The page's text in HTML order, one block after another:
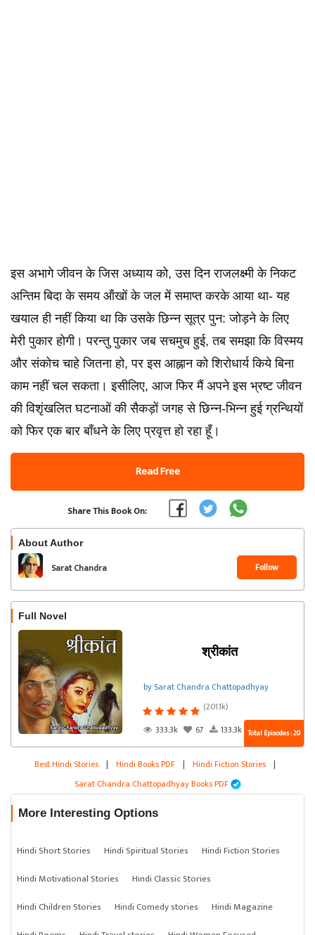
इस अभागे जीवन के जिस अध्याय को, उस दिन राजलक्ष्मी के निकट
अन्तिम बिदा के समय ऑंखों के जल में समाप्त करके आया था- यह
खयाल ही नहीं किया था कि उसके छिन्न सूत्र पुन: जोड़ने के लिए
मेरी पुकार होगी। परन्तु पुकार जब सचमुच हुई, तब समझा कि विस्मय
और संकोच चाहे जितना हो, पर इस आह्नान को शिरोधार्य किये बिना
काम नहीं चल सकता। इसीलिए, आज फिर मैं अपने इस भ्रष्ट जीवन
की विशृंखलित घटनाओं की सैकड़ों जगह से छिन्न-भिन्न हुई ग्रन्थियों
को फिर एक बार बाँधने के लिए प्रवृत्त हो रहा हूँ।
Read Free
Share This Book On:
About Author
Sarat Chandra
Chattopadhyay
Follow
Full Novel
श्रीकांत
by Sarat Chandra Chattopadhyay
(201.1k)
333.3k
67 133.3k Total Episodes : 20
Best Hindi Stories | Hindi Books PDF | Hindi Fiction Stories |
Sarat Chandra Chattopadhyay Books PDF
More Interesting Options
Hindi Short Stories Hindi Spiritual Stories
Hindi Fiction Stories
Hindi Motivational Stories
Hindi Classic Stories
Hindi Children Stories
Hindi Comedy stories
Hindi Magazine